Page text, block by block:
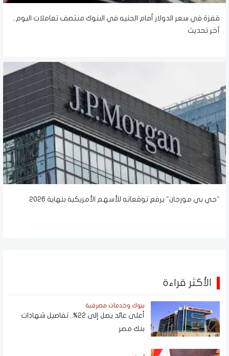
قفزة في سعر الدولار أمام الجنيه في البنوك منتصف تعاملات اليوم..
آخر تحديث
"جي بي مورجان" يرفع توقعاته للأسهم الأمريكية بنهاية 2026
الأكثر قراءة
بنوك وخدمات مصرفية
أعلى عائد يصل إلى 22%.. تفاصيل شهادات
بنك مصر